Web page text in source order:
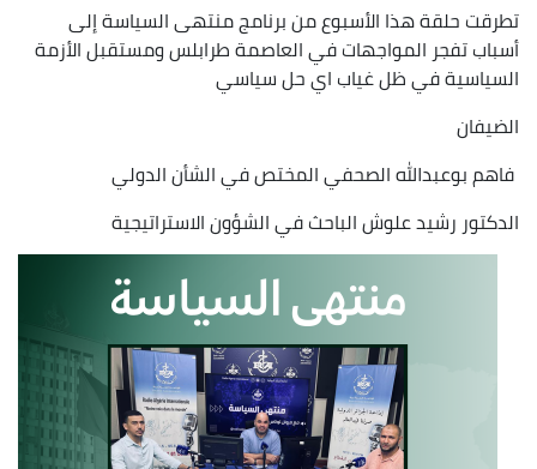
تطرقت حلقة هذا الأسبوع من برنامج منتهى السياسة إلى
أسباب تفجر المواجهات في العاصمة طرابلس ومستقبل الأزمة
السياسية في ظل غياب اي حل سياسي
الضيفان
فاهم بوعبدالله الصحفي المختص في الشأن الدولي
الدكتور رشيد علوش الباحث في الشؤون الاستراتيجية